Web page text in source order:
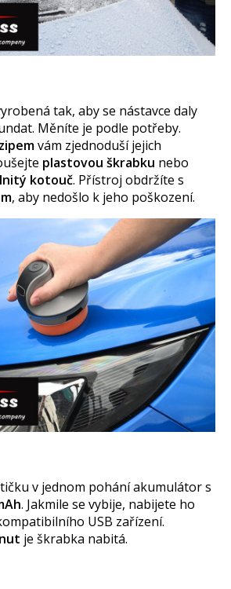
tak, aby se nástavce daly
Měníte je podle potřeby.
vám zjednoduší jejich
plastovou škrabku nebo
kotouč. Přístroj obdržíte s
, aby nedošlo k jeho poškození.
v jednom pohání akumulátor s
. Jakmile se vybije, nabijete ho
USB zařízení.
je škrabka nabitá.